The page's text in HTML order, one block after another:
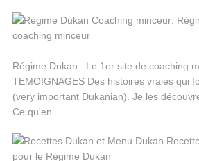
Régime Dukan : Le 1er site de coaching
TEMOIGNAGES Des histoires vraies qui
(very important Dukanian). Je les
Ce qu'en...